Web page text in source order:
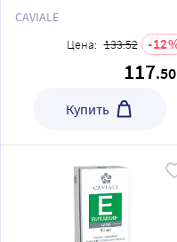
CAVIALE
Цена: 133.52 12
117.50
Купить